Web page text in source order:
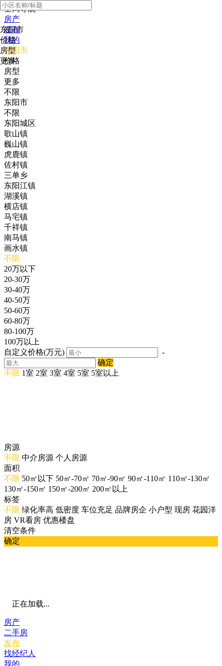
全局导航
房产
发布
我的
东阳市
价格
房型
更多
东阳市
价格
房型
更多
不限
东阳市
不限
东阳城区
歌山镇
巍山镇
虎鹿镇
佐村镇
三单乡
东阳江镇
湖溪镇
横店镇
马宅镇
千祥镇
南马镇
画水镇
不限
20万以下
20-30万
30-40万
40-50万
50-60万
60-80万
80-100万
100万以上
自定义价格(万元)
-
确定
不限 1室 2室 3室 4室 5室 5室以上
房源
不限 中介房源 个人房源
面积
不限 50㎡以下 50㎡-70㎡ 70㎡-90㎡ 90㎡-110㎡ 110㎡-130㎡
130㎡-150㎡ 150㎡-200㎡ 200㎡以上
标签
不限 绿化率高 低密度 车位充足 品牌房企 小户型 现房 花园洋
房 VR看房 优惠楼盘
清空条件
确定
正在加载...
房产
二手房
发布
找经纪人
我的